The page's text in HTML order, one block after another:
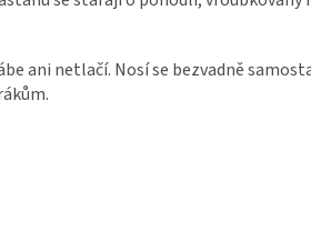
ani netlačí. Nosí se bezvadně